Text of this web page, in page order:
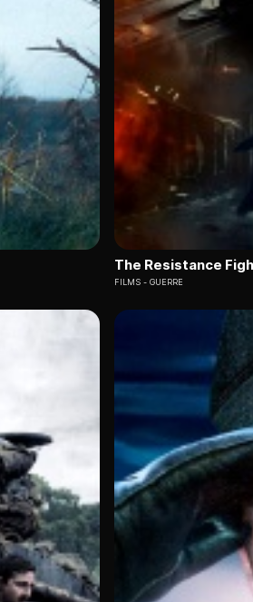
The Resistance
FILMS GUERRE